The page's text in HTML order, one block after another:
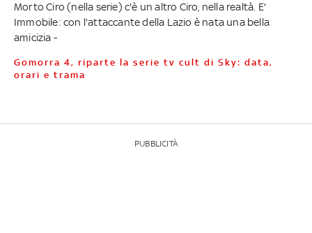
Morto Ciro (nella serie) c'è un altro Ciro, nella realtà. E'
Immobile: con l'attaccante della Lazio è nata una bella
amicizia -
Gomorra 4, riparte la serie tv cult di Sky: data,
orari e trama
PUBBLICITÀ